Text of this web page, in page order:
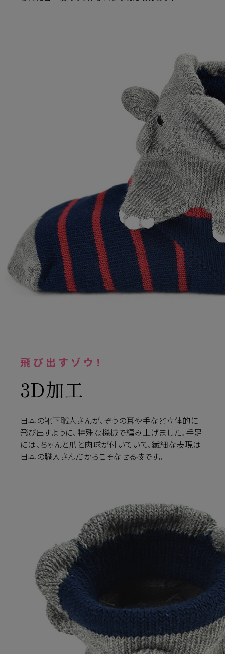
飛び出すゾウ！
3D加工
日本の靴下職人さんが、ぞうの耳や手など立体的に
飛び出すように、特殊な機械で編み上げました。手足
には、ちゃんと爪と肉球が付いていて、繊細な表現は
日本の職人さんだからこそなせる技です。